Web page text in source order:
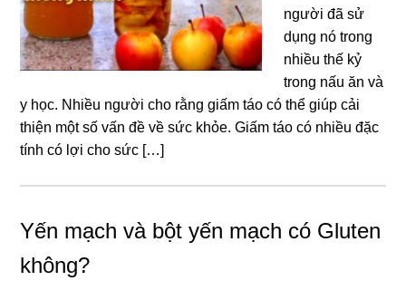
người đã sử
dụng nó trong
nhiều thế kỷ
trong nấu ăn và
y học. Nhiều người cho rằng giấm táo có thể giúp cải
thiện một số vấn đề về sức khỏe. Giấm táo có nhiều đặc
tính có lợi cho sức […]
Yến mạch và bột yến mạch có Gluten
không?